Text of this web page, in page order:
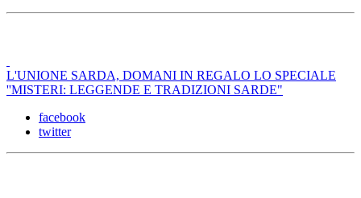
L'UNIONE SARDA, DOMANI IN REGALO LO SPECIALE
''MISTERI: LEGGENDE E TRADIZIONI SARDE"
facebook
twitter